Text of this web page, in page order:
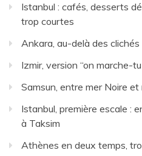
Istanbul : cafés, desserts
trop courtes
Ankara, au-delà des clichés
Izmir, version “on marche-
Samsun, entre mer Noire
Istanbul, première escale :
à Taksim
Athènes en deux temps,